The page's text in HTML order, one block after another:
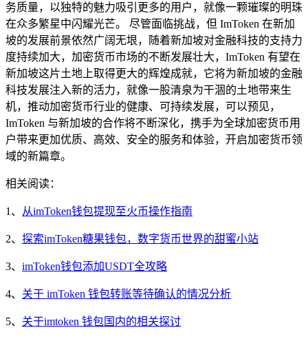
务质量，以独特的魅力吸引更多的用户，就像一颗璀璨的明珠
在众多繁星中闪耀光芒。 尽管面临挑战，但 ImToken 在新加
坡的发展前景依然广阔无垠，随着新加坡对金融科技的支持力
度持续加大，加密货币市场的不断发展壮大，ImToken 有望在
新加坡这片土地上取得更大的辉煌成就，它将为新加坡的金融
科技发展注入新的活力，就像一股清泉为干涸的土地带来生
机，推动加密货币行业的健康、可持续发展，可以预见，
ImToken 与新加坡的合作将不断深化，携手为全球加密货币用
户带来更加优质、高效、安全的服务和体验，开启加密货币领
域的新篇章。
相关阅读：
1、 从imToken钱包提现至火币操作指南
2、 探索imToken糖果钱包，数字货币世界的甜蜜小站
3、 imToken钱包添加USDT全攻略
4、 关于 imToken 钱包转账等待确认的情况分析
5、 关于imtoken 钱包国内的相关探讨